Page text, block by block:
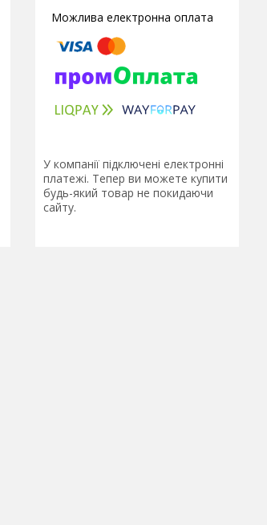
У компанії підключені електронні
платежі. Тепер ви можете купити
будь-який товар не покидаючи
сайту.